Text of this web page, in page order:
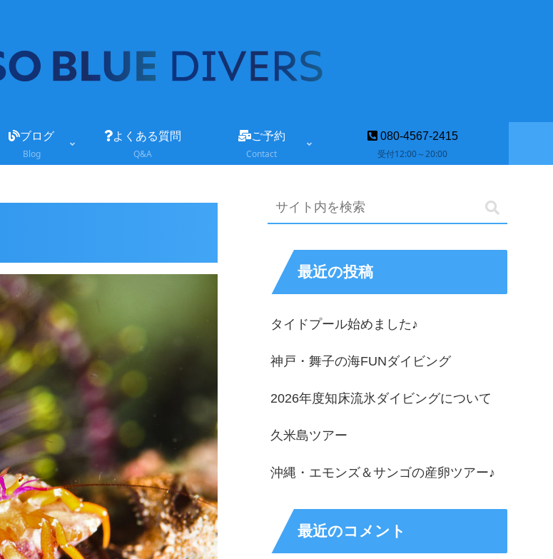
ブログ
Blog
よくある質問
Q&A
ご予約
Contact
080-4567-2415
受付12:00～20:00
最近の投稿
タイドプール始めました♪
神戸・舞子の海FUNダイビング
2026年度知床流氷ダイビングについて
久米島ツアー
沖縄・エモンズ＆サンゴの産卵ツアー♪
最近のコメント